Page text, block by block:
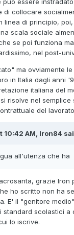
essere
di collocare
linea di principio,
scala sociale
se poi funziona
nel post-
ma ovviamente
in Italia dagli anni
italiana del
risolve nel semplice
del
10:42 AM, Iron84
all'utenza che ha
grazie Iron
ho scritto non ha
E' il "genitore
standard scolastici a
lo iscrive.